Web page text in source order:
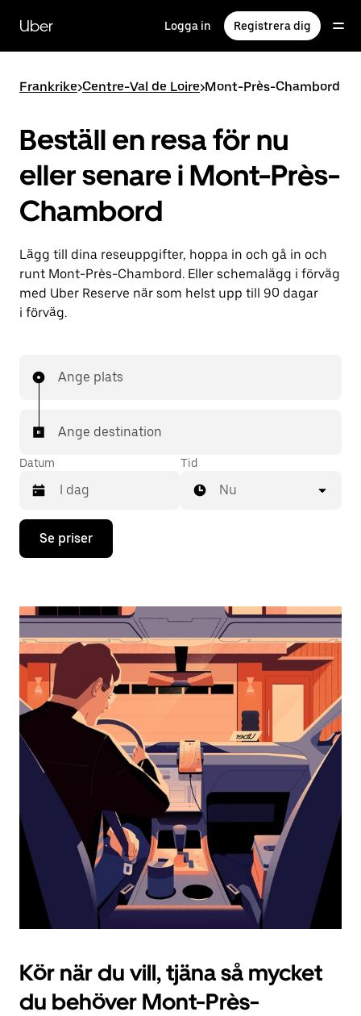
huvudinnehållet
Uber Logga in Registrera dig
Frankrike>Centre-Val de Loire>Mont-Près-Chambord
Beställ en resa för nu
eller senare i Mont-Près-
Chambord
Lägg till dina reseuppgifter, hoppa in och gå in och
runt Mont-Près-Chambord. Eller schemalägg i förväg
med Uber Reserve när som helst upp till 90 dagar
i förväg.
Ange plats
Ange destination
Datum
Tryck
nedåtpilen
kalendern
välja
ett
datum.
Tryck
på
ESC-
knappen
för
stänga
kalendern.
Tid
Nu
Se priser
Kör när du vill, tjäna så mycket
du behöver Mont-Près-